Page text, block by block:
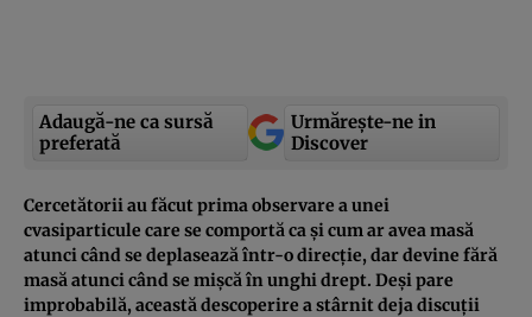
Adaugă-ne ca sursă
preferată
Urmărește-ne in
Discover
Cercetătorii au făcut prima observare a unei
cvasiparticule care se comportă ca și cum ar avea masă
atunci când se deplasează într-o direcție, dar devine fără
masă atunci când se mișcă în unghi drept. Deși pare
improbabilă, această descoperire a stârnit deja discuții